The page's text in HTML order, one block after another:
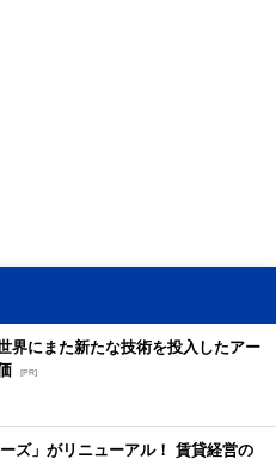
界にまた新たな技術を投入したアー
[PR]
ーズ」がリニューアル！ 賃貸経営の